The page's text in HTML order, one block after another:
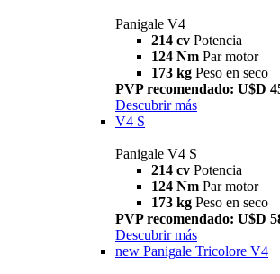
Panigale V4
214 cv Potencia
124 Nm Par motor
173 kg Peso en seco
PVP recomendado: U$D
Descubrir más
V4 S
Panigale V4 S
214 cv Potencia
124 Nm Par motor
173 kg Peso en seco
PVP recomendado: U$D
Descubrir más
new Panigale Tricolore V4